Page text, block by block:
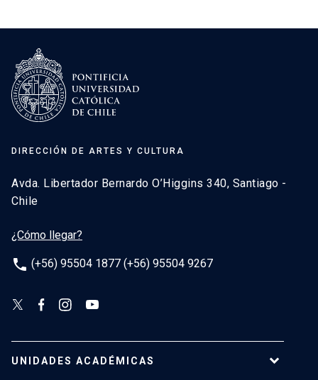
DIRECCIÓN DE ARTES Y CULTURA
Avda. Libertador Bernardo O’Higgins 340, Santiago -
Chile
¿Cómo llegar?
phone (+56) 95504 1877 (+56) 95504 9267
UNIDADES ACADÉMICAS